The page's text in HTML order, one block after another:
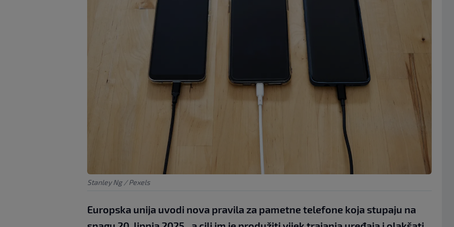
Stanley Ng / Pexels
Europska unija uvodi nova pravila za pametne telefone koja stupaju na